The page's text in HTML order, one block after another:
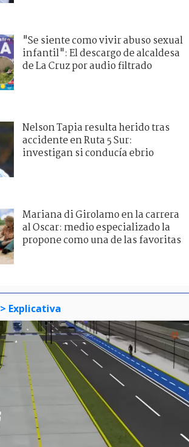
"Se siente como vivir abuso sexual
infantil": El descargo de alcaldesa
de La Cruz por audio filtrado
Nelson Tapia resulta herido tras
accidente en Ruta 5 Sur:
investigan si conducía ebrio
Mariana di Girolamo en la carrera
al Oscar: medio especializado la
propone como una de las favoritas
> Explicativa